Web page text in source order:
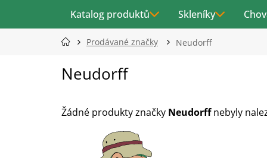
Katalog produktů Skleníky
Prodávané značky Neudorff
Neudorff
Žádné produkty značky Neudorffnebyly